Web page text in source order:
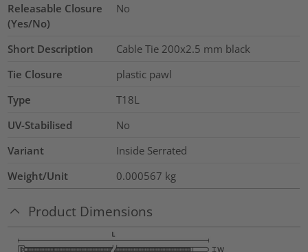
Releasable Closure
(Yes/No)
No
Short Description
Cable Tie 200x2.5 mm black
Tie Closure
plastic pawl
Type
T18L
UV-Stabilised
No
Variant
Inside Serrated
Weight/Unit
0.000567 kg
Product Dimensions